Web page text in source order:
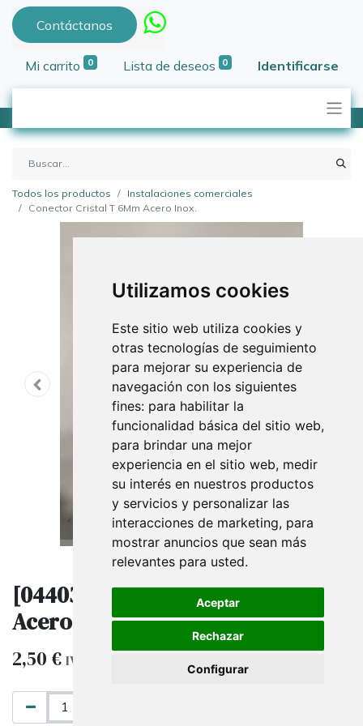
Utilizamos cookies
Este sitio web utiliza cookies y
otras tecnologías de seguimiento
para mejorar su experiencia de
navegación con los siguientes
fines: para habilitar la
funcionalidad básica del sitio web,
para brindar una mejor
experiencia en el sitio web, medir
su interés en nuestros productos
y servicios y personalizar las
interacciones de marketing, para
mostrar anuncios que sean más
relevantes para usted.
Aceptar
Rechazar
Configurar
Contáctanos
Mi carrito 0 Lista de deseos 0 Identificarse
Todos los productos
Instalaciones comerciales
Conector Cristal T 6Mm Acero Inox.
[044030] Conector Cristal T 6Mm
Acero Inox.
2,50€ IVA excluido